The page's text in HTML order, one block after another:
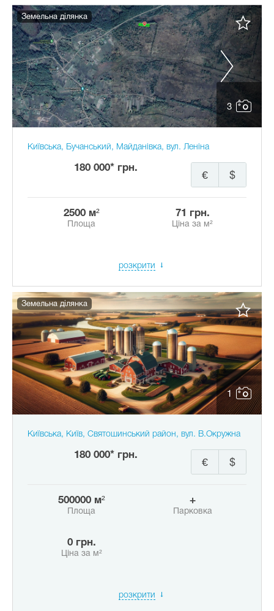
3
Земельна ділянка
Київська, Бучанський, Майданівка, вул. Леніна
180 000* грн.
$
€
2500 м²
Площа
71 грн.
Ціна за м²
розкрити
1
Земельна ділянка
Київська, Київ, Святошинський район, вул. В.Окружна
180 000* грн.
$
€
500000 м²
Площа
+
Парковка
0 грн.
Ціна за м²
розкрити